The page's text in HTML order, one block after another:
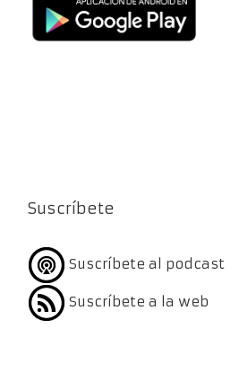
Suscríbete
Suscríbete al podcast
Suscríbete a la web